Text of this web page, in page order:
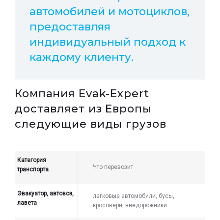
автомобилей и мотоциклов,
предоставляя
индивидуальный подход к
каждому клиенту.
Компания Evak-Expert
доставляет из Европы
следующие виды грузов
Категория
транспорта
Что перевозит
Эвакуатор, автовоз,
лавета
легковые автомобили, бусы,
кросовери, внедорожники